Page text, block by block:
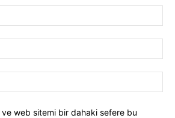
ve web sitemi bir dahaki sefere bu